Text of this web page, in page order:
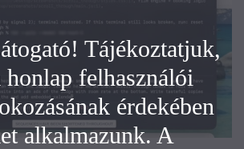
Tájékoztatjuk,
honlap felhasználói
érdekében
alkalmazunk. A